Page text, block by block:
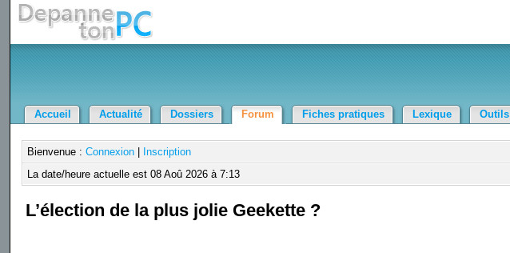
Accueil Actualité Dossiers Forum Fiches pratiques Lexique Outils
Bienvenue : Connexion|
Inscription
La date/heure actuelle est 08 Aoû 2026 à 7:13
L’élection de la plus jolie Geekette ?